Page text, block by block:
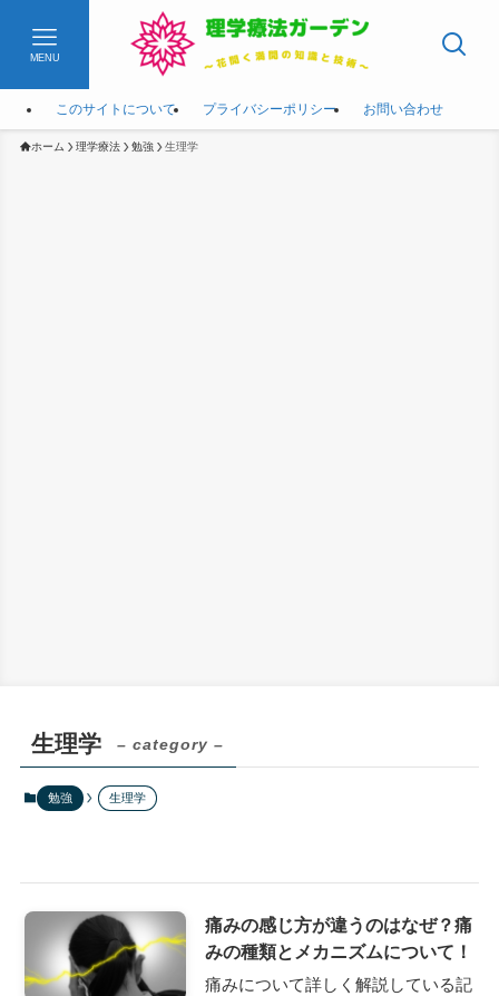
MENU
このサイトについて プライバシーポリシー お問い合わせ
ホーム 理学療法 勉強 生理学
生理学 – category –
勉強 生理学
痛みの感じ方が違うのはなぜ？痛
みの種類とメカニズムについて！
痛みについて詳しく解説している記